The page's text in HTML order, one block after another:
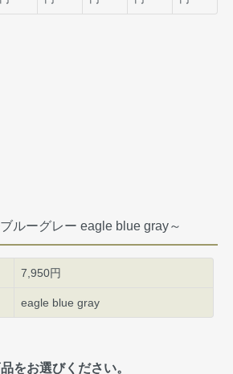
ルーグレー eagle blue gray～
7,950円
eagle blue gray
をお選びください。